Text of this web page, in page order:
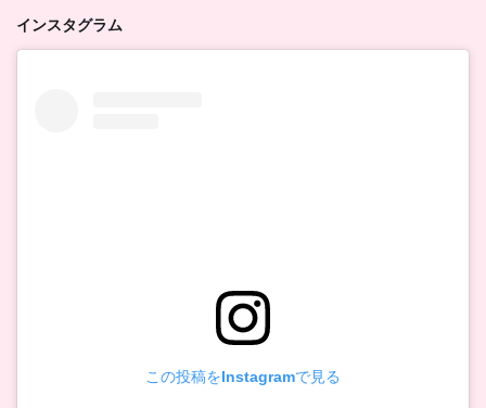
インスタグラム
この投稿をInstagramで見る